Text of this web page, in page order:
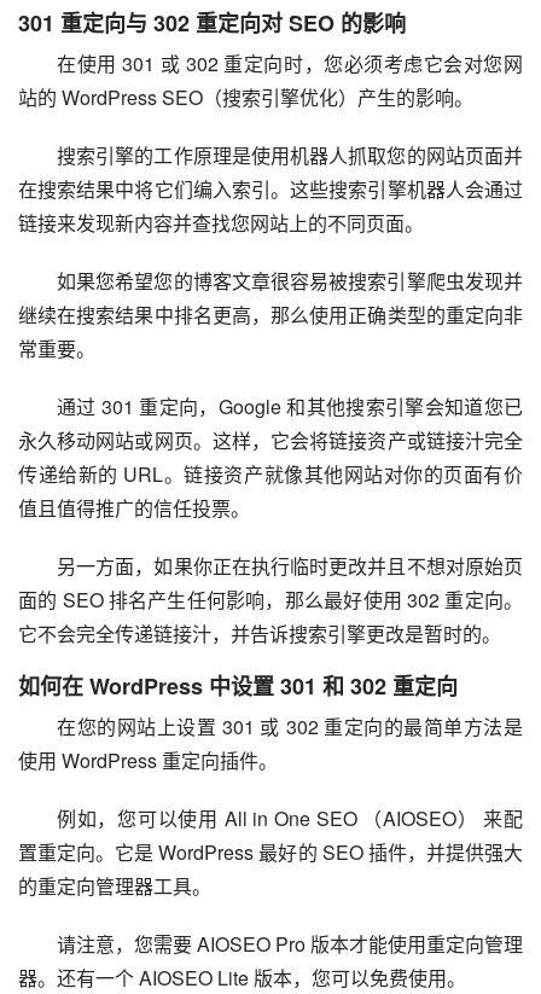
301 重定向与 302 重定向对 SEO 的影响
在使用 301 或 302 重定向时，您必须考虑它会对您网
站的 WordPress SEO（搜索引擎优化）产生的影响。
搜索引擎的工作原理是使用机器人抓取您的网站页面并
在搜索结果中将它们编入索引。这些搜索引擎机器人会通过
链接来发现新内容并查找您网站上的不同页面。
如果您希望您的博客文章很容易被搜索引擎爬虫发现并
继续在搜索结果中排名更高，那么使用正确类型的重定向非
常重要。
通过 301 重定向，Google 和其他搜索引擎会知道您已
永久移动网站或网页。这样，它会将链接资产或链接汁完全
传递给新的 URL。链接资产就像其他网站对你的页面有价
值且值得推广的信任投票。
另一方面，如果你正在执行临时更改并且不想对原始页
面的 SEO 排名产生任何影响，那么最好使用 302 重定向。
它不会完全传递链接汁，并告诉搜索引擎更改是暂时的。
如何在 WordPress 中设置 301 和 302 重定向
在您的网站上设置 301 或 302 重定向的最简单方法是
使用 WordPress 重定向插件。
例如，您可以使用 All in One SEO （AIOSEO） 来配
置重定向。它是 WordPress 最好的 SEO 插件，并提供强大
的重定向管理器工具。
请注意，您需要 AIOSEO Pro 版本才能使用重定向管理
器。还有一个 AIOSEO Lite 版本，您可以免费使用。